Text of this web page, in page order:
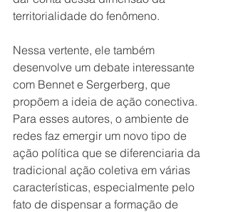
territorialidade do fenômeno.
Nessa vertente, ele também
desenvolve um debate interessante
com Bennet e Sergerberg, que
propõem a ideia de ação conectiva.
Para esses autores, o ambiente de
redes faz emergir um novo tipo de
ação política que se diferenciaria da
tradicional ação coletiva em várias
características, especialmente pelo
fato de dispensar a formação de